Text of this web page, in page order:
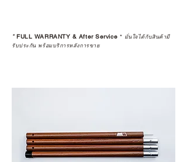
*FULL WARRANTY & After Service * มั่นใจได้กับสินค้ามี
รับประกัน พร้อมบริการหลังการขาย